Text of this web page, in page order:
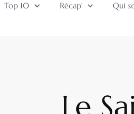
Top 10 Récap’ Qui
Le